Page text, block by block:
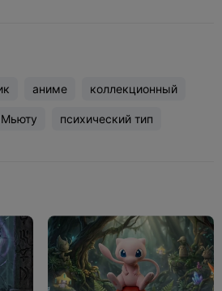
аниме коллекционный
Мьюту психический тип